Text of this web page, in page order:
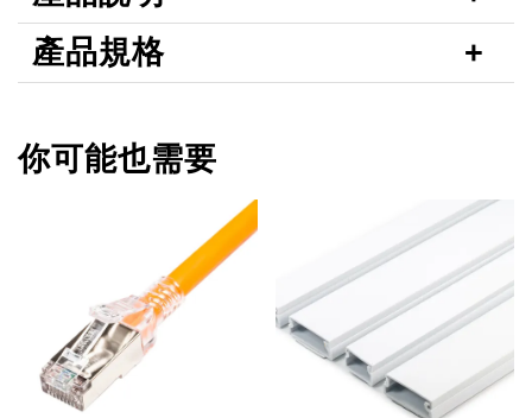
產品規格
你可能也需要